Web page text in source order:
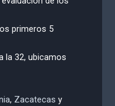
primeros 5
la 32, ubicamos
, Zacatecas y